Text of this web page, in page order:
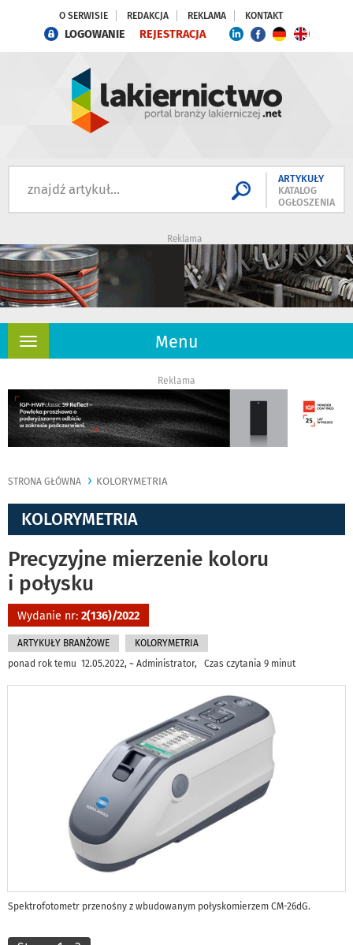
O SERWISIE REDAKCJA REKLAMA KONTAKT
LOGOWANIE REJESTRACJA
ARTYKUŁY
KATALOG
OGŁOSZENIA
Reklama
Menu
Rozwiń
Reklama
STRONA GŁÓWNA KOLORYMETRIA
KOLORYMETRIA
Precyzyjne mierzenie koloru
i połysku
Wydanie nr: 2(136)/2022
ARTYKUŁY BRANŻOWE
KOLORYMETRIA
ponad rok temu 12.05.2022, ~ Administrator, Czas czytania 9 minut
Spektrofotometr przenośny z wbudowanym połyskomierzem CM-26dG.